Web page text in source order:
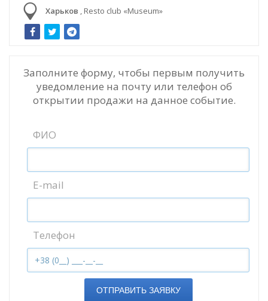
Харьков , Resto club «Museum»
Заполните форму, чтобы первым получить
уведомление на почту или телефон об
открытии продажи на данное событие.
ФИО
E-mail
Телефон
ОТПРАВИТЬ ЗАЯВКУ